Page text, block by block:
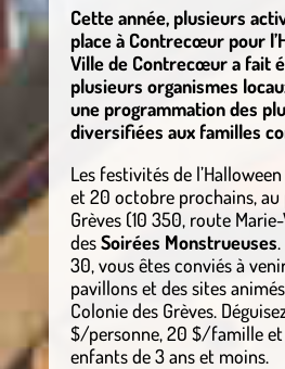
Cette année, plusieurs
place à Contrecœur pour
Ville de Contrecœur a fait
plusieurs organismes
une programmation des
diversifiées aux familles
Les festivités de
et 20 octobre prochains, au
Grèves (10 350, route
desSoirées Monstrueuses.
30, vous êtes conviés à
pavillons et des sites
Colonie des Grèves.
$/personne, 20 $/famille
enfants de 3 ans et moins.